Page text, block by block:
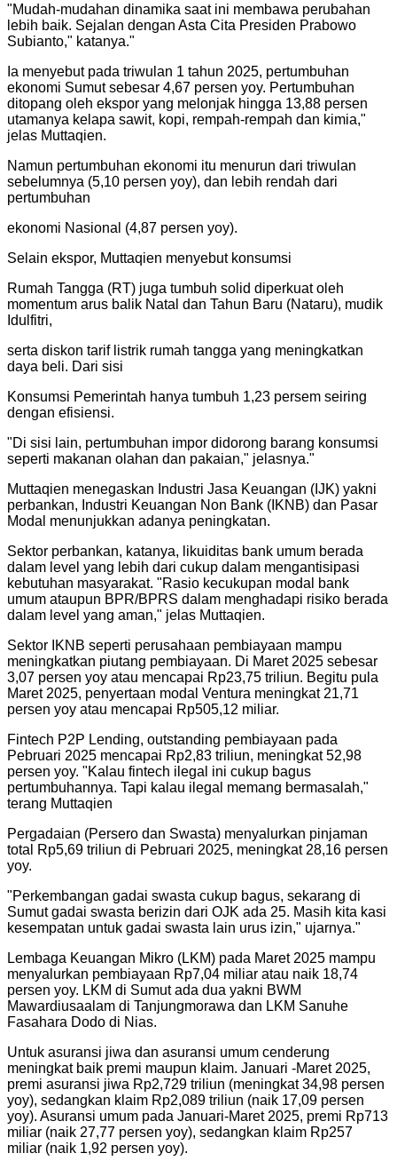
"Mudah-mudahan dinamika saat ini membawa perubahan
lebih baik. Sejalan dengan Asta Cita Presiden Prabowo
Subianto," katanya."
Ia menyebut pada triwulan 1 tahun 2025, pertumbuhan
ekonomi Sumut sebesar 4,67 persen yoy. Pertumbuhan
ditopang oleh ekspor yang melonjak hingga 13,88 persen
utamanya kelapa sawit, kopi, rempah-rempah dan kimia,"
jelas Muttaqien.
Namun pertumbuhan ekonomi itu menurun dari triwulan
sebelumnya (5,10 persen yoy), dan lebih rendah dari
pertumbuhan
ekonomi Nasional (4,87 persen yoy).
Selain ekspor, Muttaqien menyebut konsumsi
Rumah Tangga (RT) juga tumbuh solid diperkuat oleh
momentum arus balik Natal dan Tahun Baru (Nataru), mudik
Idulfitri,
serta diskon tarif listrik rumah tangga yang meningkatkan
daya beli. Dari sisi
Konsumsi Pemerintah hanya tumbuh 1,23 persem seiring
dengan efisiensi.
"Di sisi lain, pertumbuhan impor didorong barang konsumsi
seperti makanan olahan dan pakaian," jelasnya."
Muttaqien menegaskan Industri Jasa Keuangan (IJK) yakni
perbankan, Industri Keuangan Non Bank (IKNB) dan Pasar
Modal menunjukkan adanya peningkatan.
Sektor perbankan, katanya, likuiditas bank umum berada
dalam level yang lebih dari cukup dalam mengantisipasi
kebutuhan masyarakat. "Rasio kecukupan modal bank
umum ataupun BPR/BPRS dalam menghadapi risiko berada
dalam level yang aman," jelas Muttaqien.
Sektor IKNB seperti perusahaan pembiayaan mampu
meningkatkan piutang pembiayaan. Di Maret 2025 sebesar
3,07 persen yoy atau mencapai Rp23,75 triliun. Begitu pula
Maret 2025, penyertaan modal Ventura meningkat 21,71
persen yoy atau mencapai Rp505,12 miliar.
Fintech P2P Lending, outstanding pembiayaan pada
Pebruari 2025 mencapai Rp2,83 triliun, meningkat 52,98
persen yoy. "Kalau fintech ilegal ini cukup bagus
pertumbuhannya. Tapi kalau ilegal memang bermasalah,"
terang Muttaqien
Pergadaian (Persero dan Swasta) menyalurkan pinjaman
total Rp5,69 triliun di Pebruari 2025, meningkat 28,16 persen
yoy.
"Perkembangan gadai swasta cukup bagus, sekarang di
Sumut gadai swasta berizin dari OJK ada 25. Masih kita kasi
kesempatan untuk gadai swasta lain urus izin," ujarnya."
Lembaga Keuangan Mikro (LKM) pada Maret 2025 mampu
menyalurkan pembiayaan Rp7,04 miliar atau naik 18,74
persen yoy. LKM di Sumut ada dua yakni BWM
Mawardiusaalam di Tanjungmorawa dan LKM Sanuhe
Fasahara Dodo di Nias.
Untuk asuransi jiwa dan asuransi umum cenderung
meningkat baik premi maupun klaim. Januari -Maret 2025,
premi asuransi jiwa Rp2,729 triliun (meningkat 34,98 persen
yoy), sedangkan klaim Rp2,089 triliun (naik 17,09 persen
yoy). Asuransi umum pada Januari-Maret 2025, premi Rp713
miliar (naik 27,77 persen yoy), sedangkan klaim Rp257
miliar (naik 1,92 persen yoy).